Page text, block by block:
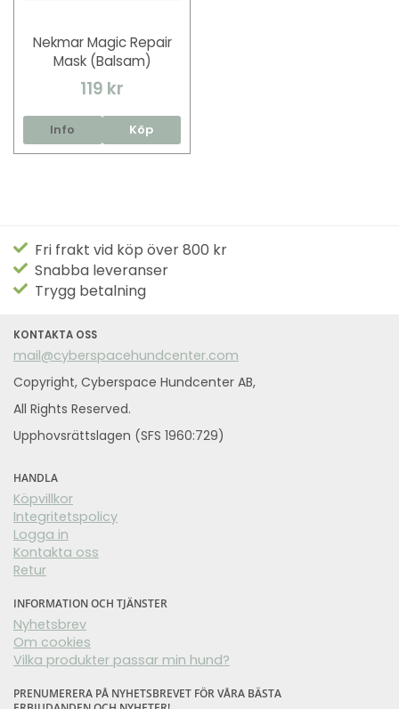
Nekmar Magic Repair
Mask (Balsam)
119 kr
Info Köp
Fri frakt vid köp över 800 kr
Snabba leveranser
Trygg betalning
KONTAKTA OSS
mail@cyberspacehundcenter.com
Copyright, Cyberspace Hundcenter AB,
All Rights Reserved.
Upphovsrättslagen (SFS 1960:729)
HANDLA
Köpvillkor
Integritetspolicy
Logga in
Kontakta oss
Retur
INFORMATION OCH TJÄNSTER
Nyhetsbrev
Om cookies
Vilka produkter passar min hund?
PRENUMERERA PÅ NYHETSBREVET FÖR VÅRA BÄSTA